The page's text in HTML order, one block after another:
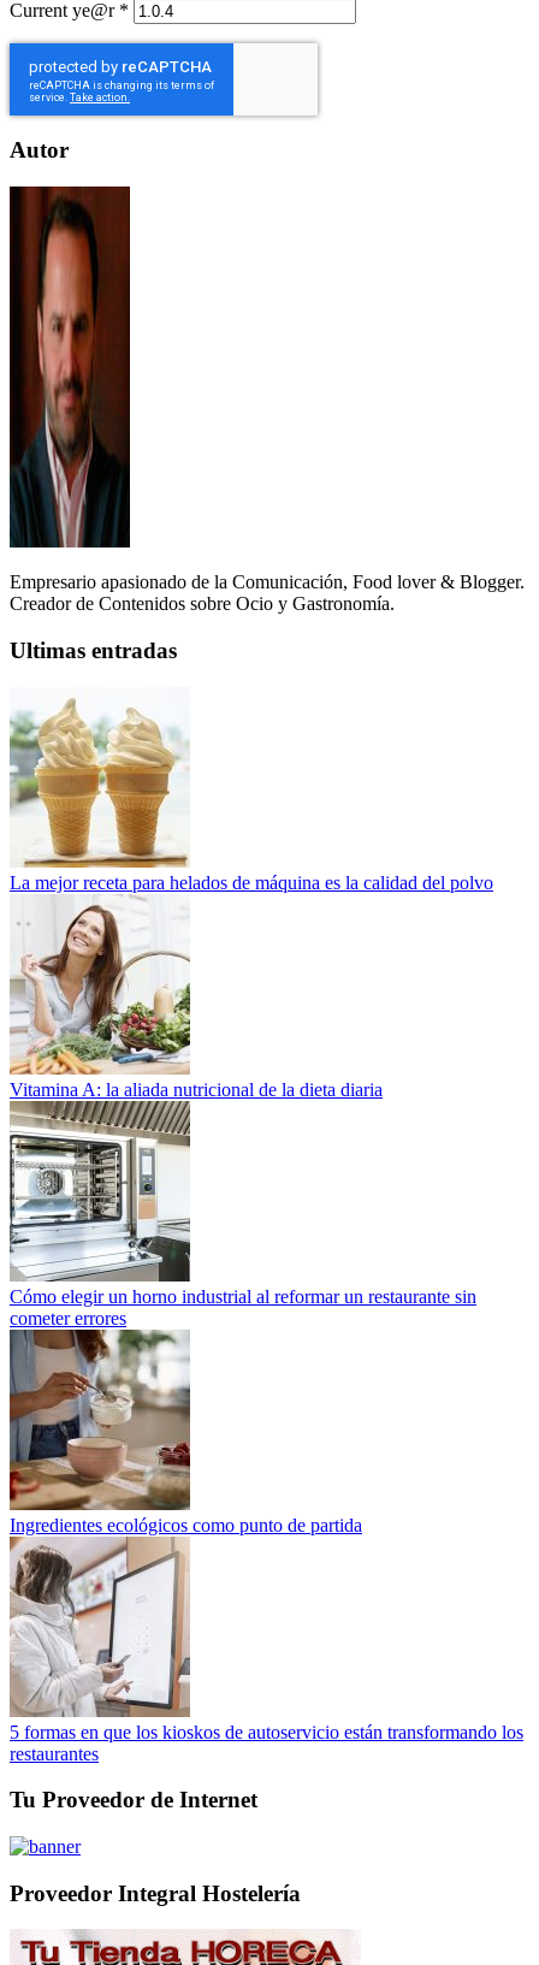
Current ye@r *
Autor
Empresario apasionado de la Comunicación, Food lover & Blogger.
Creador de Contenidos sobre Ocio y Gastronomía.
Ultimas entradas
La mejor receta para helados de máquina es la calidad del polvo
Vitamina A: la aliada nutricional de la dieta diaria
Cómo elegir un horno industrial al reformar un restaurante sin
cometer errores
Ingredientes ecológicos como punto de partida
5 formas en que los kioskos de autoservicio están transformando los
restaurantes
Tu Proveedor de Internet
Proveedor Integral Hostelería